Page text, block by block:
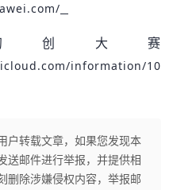
创大赛
information/10
户转载文章，如果您发现本
送邮件进行举报，并提供相
删除涉嫌侵权内容，举报邮